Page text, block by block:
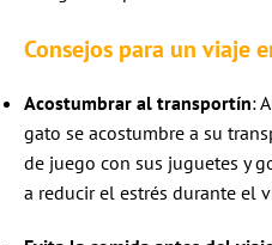
Consejos para un viaje
Acostumbrar al transportín:
gato se acostumbre a su
de juego con sus juguetes y
a reducir el estrés durante el